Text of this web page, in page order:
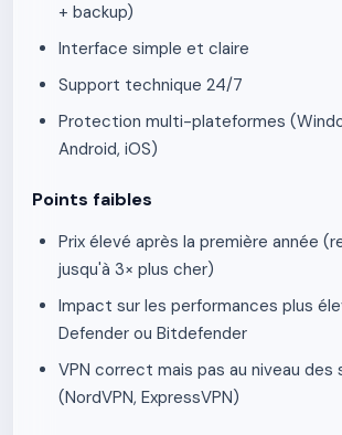
+ backup)
Interface simple et claire
Support technique 24/7
Protection multi-plateformes
Android, iOS)
Points faibles
Prix élevé après la première année
jusqu'à 3× plus cher)
Impact sur les performances plus
Defender ou Bitdefender
VPN correct mais pas au niveau des
(NordVPN, ExpressVPN)